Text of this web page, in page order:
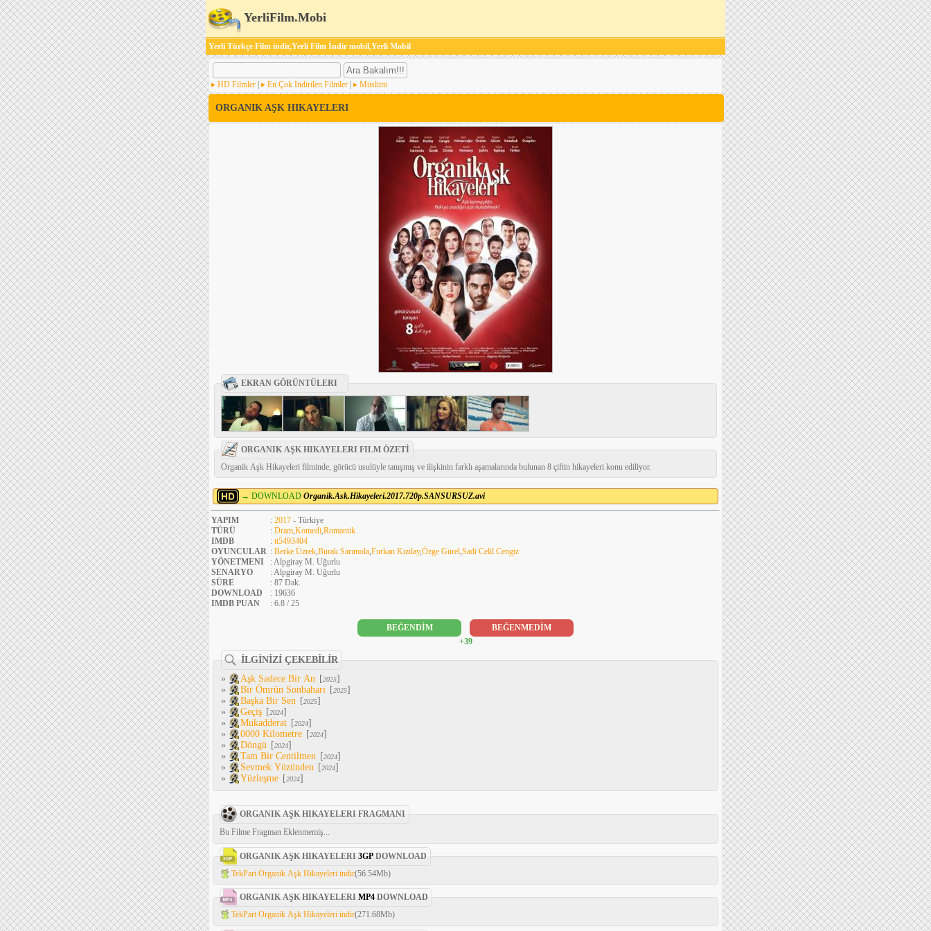
YerliFilm.Mobi
Yerli Türkçe Film indir,Yerli Film İndir mobil,Yerli Mobil
HD Filmler En Çok İndirilen Filmler Müslüm
ORGANIK AŞK HIKAYELERI
EKRAN GÖRÜNTÜLERI
ORGANIK AŞK HIKAYELERI FILM ÖZETİ
Organik Aşk Hikayeleri filminde, görücü usulüyle tanışmış ve ilişkinin farklı aşamalarında bulunan 8 çiftin hikayeleri konu ediliyor.
→ DOWNLOAD Organik.Ask.Hikayeleri.2017.720p.SANSURSUZ.avi
YAPIM : 2017 - Türkiye
TÜRÜ
: Dram,Komedi,Romantik
IMDB
: tt5493404
OYUNCULAR : Berke Üzrek,Burak Sarımola,Furkan Kızılay,Özge Gürel,Sadi Celil Cengiz
YÖNETMENI
: Alpgiray M. Uğurlu
SENARYO
: Alpgiray M. Uğurlu
SÜRE
: 87 Dak.
DOWNLOAD
: 19636
IMDB PUAN
: 6.8 / 25
BEĞENDİM
BEĞENMEDİM
+39
İLGİNİZİ ÇEKEBİLİR
»
Aşk Sadece Bir An [2025]
»
Bir Ömrün Sonbaharı [2025]
»
Başka Bir Sen [2025]
»
Geçiş [2024]
»
Mukadderat [2024]
»
0000 Kilometre [2024]
»
Döngü [2024]
»
Tam Bir Centilmen [2024]
»
Sevmek Yüzünden [2024]
»
Yüzleşme [2024]
ORGANIK AŞK HIKAYELERI FRAGMANI
Bu Filme Fragman Eklenmemiş...
ORGANIK AŞK HIKAYELERI 3GP DOWNLOAD
TekPart Organik Aşk Hikayeleri indir(56.54Mb)
ORGANIK AŞK HIKAYELERI MP4 DOWNLOAD
TekPart Organik Aşk Hikayeleri indir(271.68Mb)